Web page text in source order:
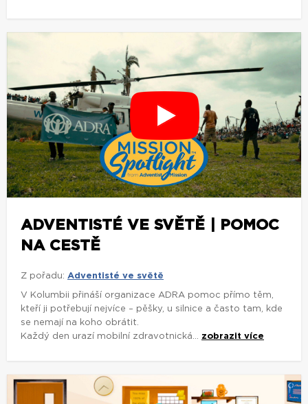
ADVENTISTÉ VE SVĚTĚ | POMOC
NA CESTĚ
Z pořadu: Adventisté ve světě
V Kolumbii přináší organizace ADRA pomoc přímo těm,
kteří ji potřebují nejvíce – pěšky, u silnice a často tam, kde
se nemají na koho obrátit.
Každý den urazí mobilní zdravotnická... zobrazit více